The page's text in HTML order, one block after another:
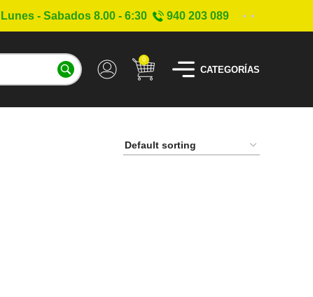
Lunes - Sabados 8.00 - 6:30 940 203 089
0
CATEGORÍAS